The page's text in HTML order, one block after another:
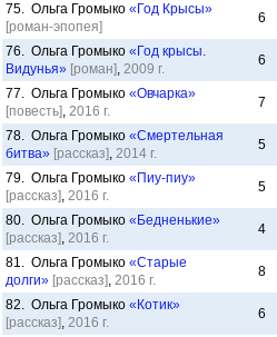
75. Ольга Громыко «Год Крысы»
[роман-эпопея]
6
76. Ольга Громыко «Год крысы.
Видунья» [роман], 2009 г.
6
77. Ольга Громыко «Овчарка»
[повесть], 2016 г.
7
78. Ольга Громыко «Смертельная
битва» [рассказ], 2014 г.
5
79. Ольга Громыко «Пиу-пиу»
[рассказ], 2016 г.
5
80. Ольга Громыко «Бедненькие»
[рассказ], 2016 г.
4
81. Ольга Громыко «Старые
долги» [рассказ], 2016 г.
8
82. Ольга Громыко «Котик»
[рассказ], 2016 г.
6